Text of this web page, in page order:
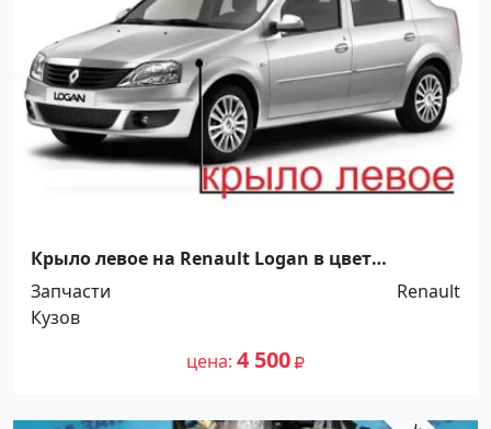
Крыло левое на Renault Logan в цвет
автомобиля Краснодар
Запчасти
Renault
Кузов
цена 4 500